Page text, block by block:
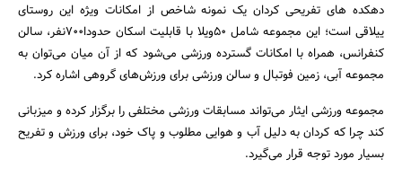
دهکده های تفریحی کردان یک نمونه شاخص از امکانات ویژه این روستای
ییلاقی است؛ این مجموعه شامل ۵۰ویلا با قابلیت اسکان حدودا۷۰۰نفر، سالن
کنفرانس، همراه با امکانات گسترده ورزشی می‌شود که از آن میان می‌توان به
مجموعه آبی، زمین فوتبال و سالن ورزشی برای ورزش‌های گروهی اشاره کرد.
مجموعه ورزشی ایثار می‌تواند مسابقات ورزشی مختلفی را برگزار کرده و میزبانی
کند چرا که کردان به دلیل آب و هوایی مطلوب و پاک خود، برای ورزش و تفریح
بسیار مورد توجه قرار می‌گیرد.